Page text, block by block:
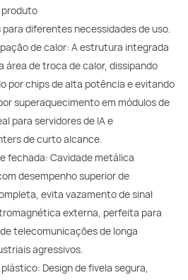
produto
diferentes necessidades de uso.
de calor: A estrutura integrada
área de troca de calor, dissipando
por chips de alta potência e evitando
superaquecimento em módulos de
para servidores de IA e
de curto alcance.
fechada: Cavidade metálica
desempenho superior de
evita vazamento de sinal
externa, perfeita para
telecomunicações de longa
agressivos.
Design de fivela segura,